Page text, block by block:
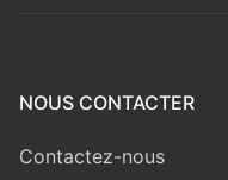
NOUS CONTACTER
Contactez-nous